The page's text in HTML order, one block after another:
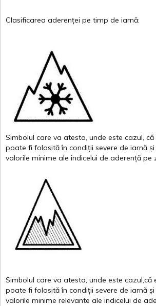
Clasificarea aderenței pe timp de iarnă:
Simbolul care va atesta, unde este cazul, că
poate fi folosită în condiții severe de iarnă și
valorile minime ale indicelui de aderență pe
Simbolul care va atesta, unde este cazul,că
poate fi folosită în condiții severe de iarnă și
valorile minime relevante ale indicelui de